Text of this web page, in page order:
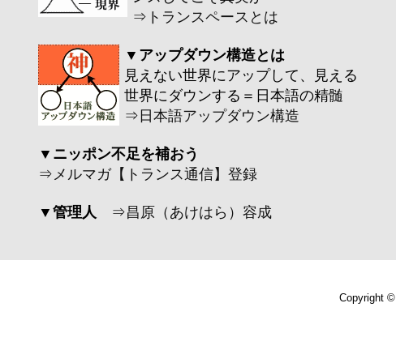
⇒ トランスペースとは
▼アップダウン構造とは
見えない世界にアップして、見える
世界にダウンする＝日本語の精髄
⇒日本語アップダウン構造
▼ニッポン不足を補おう
⇒ メルマガ【トランス通信】登録
▼管理人 ⇒昌原（あけはら）容成
Copyright ©